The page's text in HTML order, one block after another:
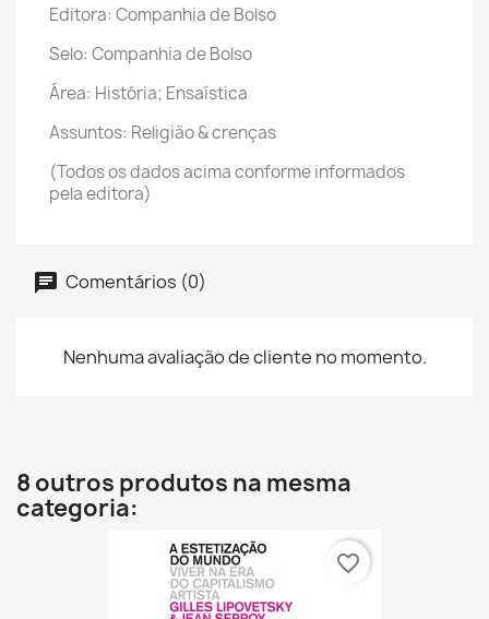
Editora: Companhia de Bolso
Selo: Companhia de Bolso
Área: História; Ensaística
Assuntos: Religião & crenças
(Todos os dados acima conforme informados
pela editora)
Comentários (0)
Nenhuma avaliação de cliente no momento.
8 outros produtos na mesma
categoria:
favorite_border